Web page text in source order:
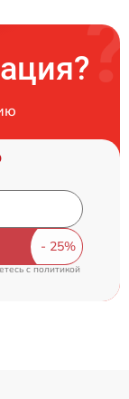
c политикой